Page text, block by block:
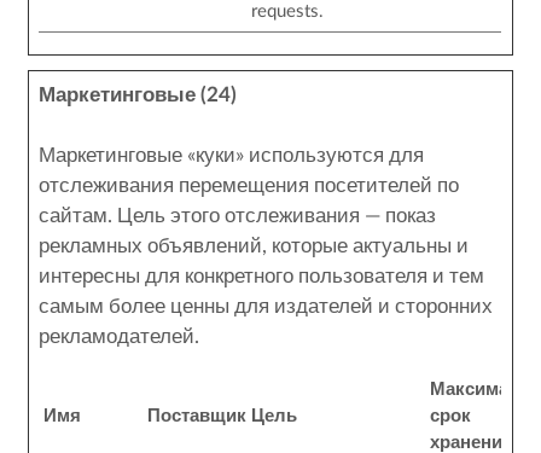
requests.
Маркетинговые (24)
Маркетинговые «куки» используются для
отслеживания перемещения посетителей по
сайтам. Цель этого отслеживания — показ
рекламных объявлений, которые актуальны и
интересны для конкретного пользователя и тем
самым более ценны для издателей и сторонних
рекламодателей.
Имя Поставщик Цель
срок
хранения